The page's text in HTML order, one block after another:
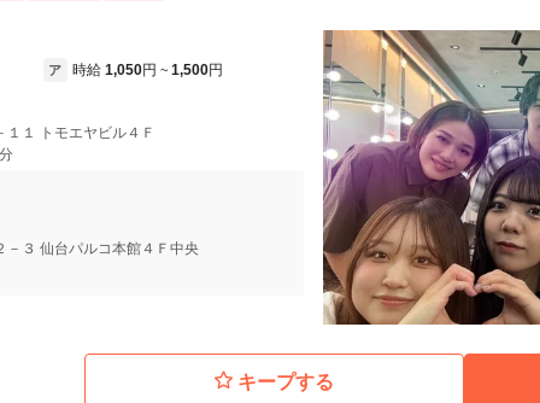
ア 時給 1,050円 ~ 1,500円
１１ トモエヤビル４Ｆ
－３ 仙台パルコ本館４Ｆ中央
キープする